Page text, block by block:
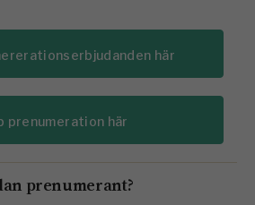
här
prenumeration här
prenumerant?